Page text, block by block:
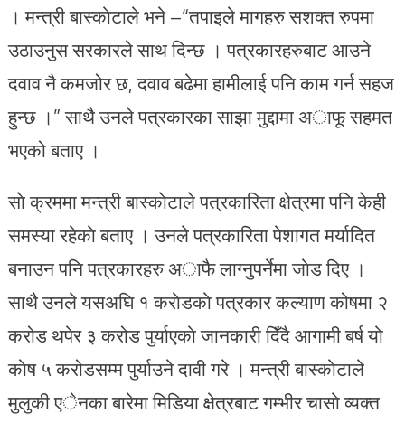
। मन्त्री बास्काेटाले भने –“तपाइले मागहरु सशक्त रुपमा
उठाउनुस सरकारले साथ दिन्छ । पत्रकारहरुबाट आउने
दवाव नै कमजोर छ, दवाव बढेमा हामीलाई पनि काम गर्न सहज
हुन्छ ।” साथै उनले पत्रकारका साझा मुद्दामा अाफू सहमत
भएको बताए ।
साे क्रममा मन्त्री बास्काेटाले पत्रकारिता क्षेत्रमा पनि केही
समस्या रहेकाे बताए । उनले पत्रकारिता पेशागत मर्यादित
बनाउन पनि पत्रकारहरु अाफै लाग्नुपर्नेमा जाेड दिए ।
साथै उनले यसअघि १ कराेडकाे पत्रकार कल्याण कोषमा २
करोड थपेर ३ करोड पुर्याएकाे जानकारी दिँदै आगामी बर्ष याे
काेष ५ करोडसम्म पुर्याउने दावी गरे । मन्त्री बास्काेटाले
मुलुकी एेनका बारेमा मिडिया क्षेत्रबाट गम्भीर चासाे व्यक्त